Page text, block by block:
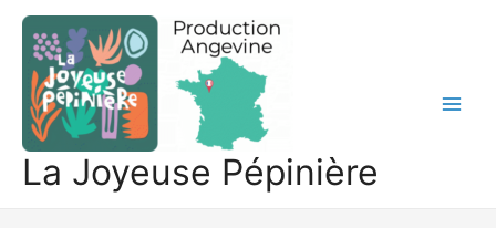
La Joyeuse Pépinière